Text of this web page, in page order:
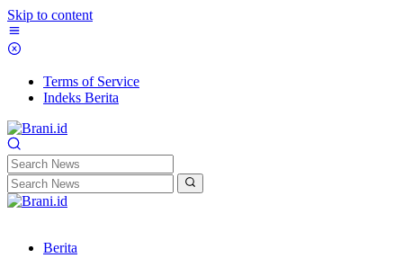
Skip to content
Terms of Service
Indeks Berita
Berita